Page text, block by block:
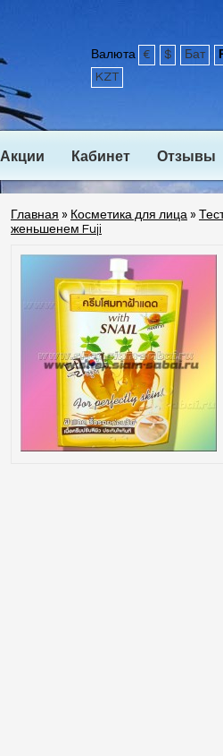
Валюта € $ Бат
KZT
Акции Кабинет Отзывы
Главная » Косметика для лица »
женьшенем Fuji